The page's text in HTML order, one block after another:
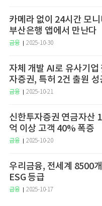
카메라 없이 24시간 모
부산은행 앱에서 만난다
금융 2025-10-30
자체 개발 AI로 유사기
자증권, 특허 2건 출원 성
금융 2025-10-21
신한투자증권 연금자산
억 이상 고객 40% 폭증
금융 2025-10-20
우리금융, 전세계 8500
ESG 등급
금융 2025-10-17